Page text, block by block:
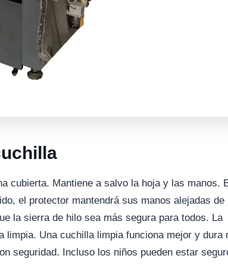
cubierta. Mantiene a salvo la hoja y las manos.
el protector mantendrá sus manos alejadas de
la sierra de hilo sea más segura para todos. La
limpia. Una cuchilla limpia funciona mejor y dura
seguridad. Incluso los niños pueden estar